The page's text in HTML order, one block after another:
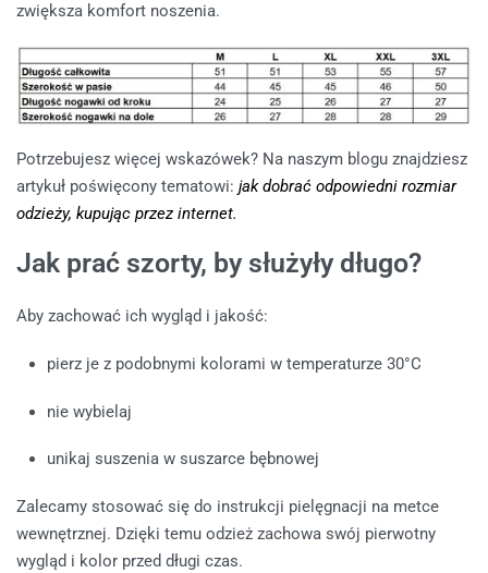
zwiększa komfort noszenia.
Potrzebujesz więcej wskazówek? Na naszym blogu znajdziesz
artykuł poświęcony tematowi: jak dobrać odpowiedni rozmiar
odzieży, kupując przez internet.
Jak prać szorty, by służyły długo?
Aby zachować ich wygląd i jakość:
pierz je z podobnymi kolorami w temperaturze 30°C
nie wybielaj
unikaj suszenia w suszarce bębnowej
Zalecamy stosować się do instrukcji pielęgnacji na metce
wewnętrznej. Dzięki temu odzież zachowa swój pierwotny
wygląd i kolor przed długi czas.